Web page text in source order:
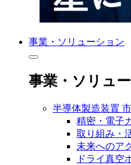
事業・ソリューション
事業・ソリュ
半導体製造装置
精密・電子
取り組み・
未来へのア
ドライ真空